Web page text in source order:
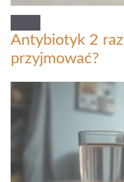
Antybiotyk 2
przyjmować?